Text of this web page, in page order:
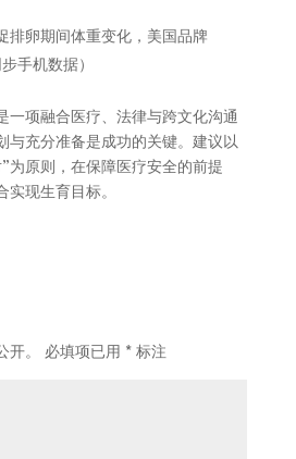
排卵期间体重变化，美国品牌
手机数据）
一项融合医疗、法律与跨文化沟通
与充分准备是成功的关键。建议以
为原则，在保障医疗安全的前提
现生育目标。
。 必填项已用 *标注